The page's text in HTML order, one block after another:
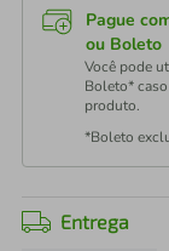
Pague
ou Boleto
Você pode
Boleto*
produto.
*Boleto
Entrega